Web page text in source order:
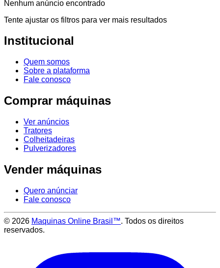
Nenhum anúncio encontrado
Tente ajustar os filtros para ver mais resultados
Institucional
Quem somos
Sobre a plataforma
Fale conosco
Comprar máquinas
Ver anúncios
Tratores
Colheitadeiras
Pulverizadores
Vender máquinas
Quero anúnciar
Fale conosco
© 2026 Maquinas Online Brasil™. Todos os direitos
reservados.